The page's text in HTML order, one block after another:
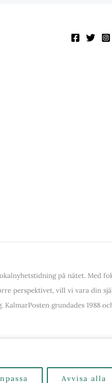
Avvisa alla
på nätet. Med
perspektivet, vill vi vara din
KalmarPosten grundades 1988
Kategorier & Ämnen